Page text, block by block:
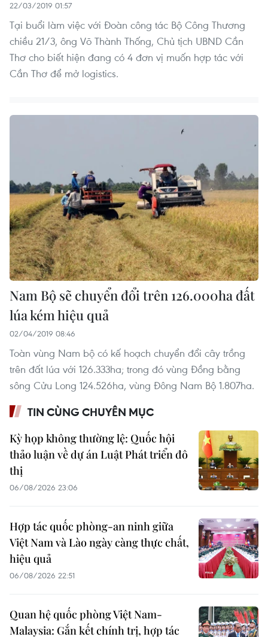
22/03/2019 01:57
Tại buổi làm việc với Đoàn công tác Bộ Công Thương
chiều 21/3, ông Võ Thành Thống, Chủ tịch UBND Cần
Thơ cho biết hiện đang có 4 đơn vị muốn hợp tác với
Cần Thơ để mở logistics.
Nam Bộ sẽ chuyển đổi trên 126.000ha đất
lúa kém hiệu quả
02/04/2019 08:46
Toàn vùng Nam bộ có kế hoạch chuyển đổi cây trồng
trên đất lúa với 126.333ha; trong đó vùng Đồng bằng
sông Cửu Long 124.526ha, vùng Đông Nam Bộ 1.807ha.
TIN CÙNG CHUYÊN MỤC
Kỳ họp không thường lệ: Quốc hội
thảo luận về dự án Luật Phát triển đô
thị
06/08/2026 23:06
Hợp tác quốc phòng-an ninh giữa
Việt Nam và Lào ngày càng thực chất,
hiệu quả
06/08/2026 22:51
Quan hệ quốc phòng Việt Nam-
Malaysia: Gắn kết chính trị, hợp tác